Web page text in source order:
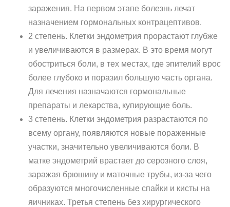
заражения. На первом этапе болезнь лечат
назначением гормональных контрацептивов.
2 степень. Клетки эндометрия прорастают глубже
и увеличиваются в размерах. В это время могут
обостриться боли, в тех местах, где эпителий врос
более глубоко и поразил большую часть органа.
Для лечения назначаются гормональные
препараты и лекарства, купирующие боль.
3 степень. Клетки эндометрия разрастаются по
всему органу, появляются новые пораженные
участки, значительно увеличиваются боли. В
матке эндометрий врастает до серозного слоя,
заражая брюшину и маточные трубы, из-за чего
образуются многочисленные спайки и кисты на
яичниках. Третья степень без хирургического